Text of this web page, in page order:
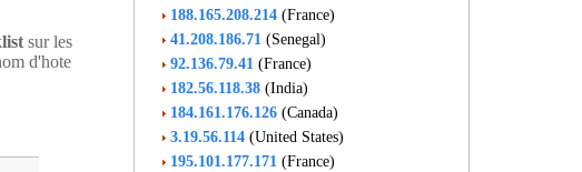
sur les
d'hote
188.165.208.214 (France)
41.208.186.71 (Senegal)
92.136.79.41 (France)
182.56.118.38 (India)
184.161.176.126 (Canada)
3.19.56.114 (United States)
195.101.177.171 (France)